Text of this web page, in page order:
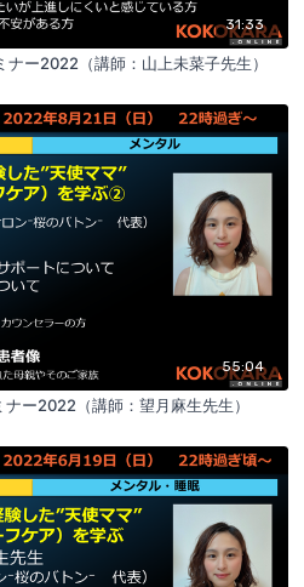
31:33
ー2022（講師：山上未菜子先生）
55:04
ー2022（講師：望月麻生先生）